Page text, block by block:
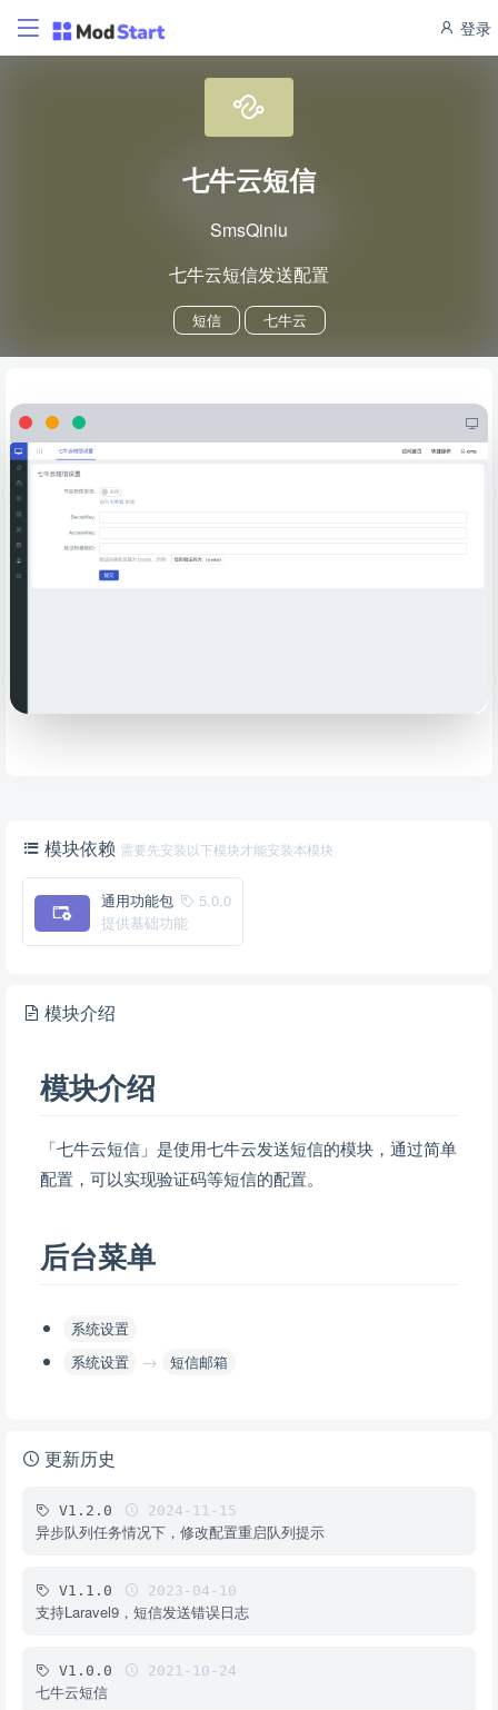
登录
七牛云短信
SmsQiniu
七牛云短信发送配置
短信 七牛云
模块依赖 需要先安装以下模块才能安装本模块
5.0.0
通用功能包
提供基础功能
模块介绍
模块介绍
「七牛云短信」是使用七牛云发送短信的模块，通过简单
配置，可以实现验证码等短信的配置。
后台菜单
系统设置
系统设置
→ 短信邮箱
更新历史
V1.2.0 2024-11-15
异步队列任务情况下，修改配置重启队列提示
V1.1.0 2023-04-10
支持Laravel9，短信发送错误日志
V1.0.0 2021-10-24
七牛云短信